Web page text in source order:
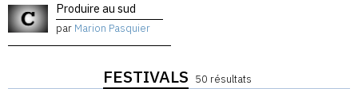
Produire au sud
par Marion Pasquier
FESTIVALS 50 résultats